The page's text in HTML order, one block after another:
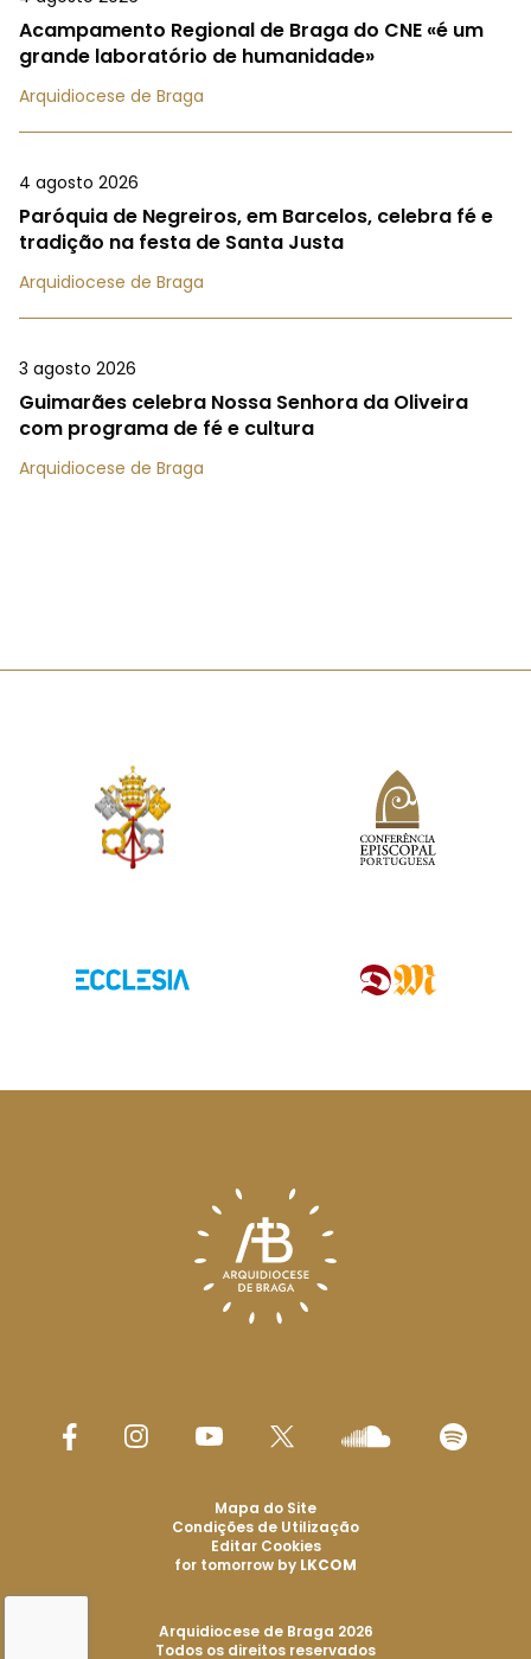
Acampamento Regional de Braga do CNE «é um
grande laboratório de humanidade»
Arquidiocese de Braga
4 agosto 2026
Paróquia de Negreiros, em Barcelos, celebra fé e
tradição na festa de Santa Justa
Arquidiocese de Braga
3 agosto 2026
Guimarães celebra Nossa Senhora da Oliveira
com programa de fé e cultura
Arquidiocese de Braga
Arquidiocese de Braga 2026
Todos os direitos reservados
Mapa do Site
Condições de Utilização
Editar Cookies
for tomorrow by LKCOM